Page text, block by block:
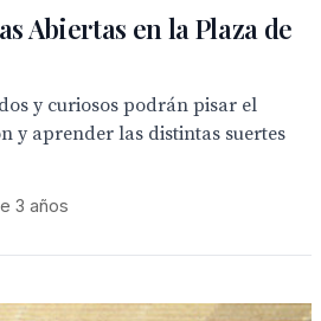
Abiertas en la Plaza de
y curiosos podrán pisar el
y aprender las distintas suertes
3 años